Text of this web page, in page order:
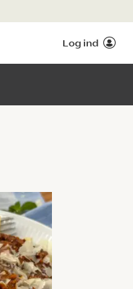
Log ind